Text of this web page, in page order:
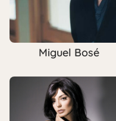
Miguel Bosé